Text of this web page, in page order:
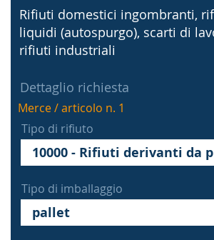
Rifiuti domestici ingombranti,
liquidi (autospurgo), scarti di
rifiuti industriali
Dettaglio richiesta
Merce / articolo n. 1
Tipo di rifiuto
Tipo di imballaggio